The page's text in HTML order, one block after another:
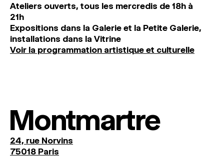
Ateliers ouverts, tous les mercredis de 18h à
21h
Expositions dans la Galerie et la Petite Galerie,
installations dans la Vitrine
Voir la programmation artistique et culturelle
Montmartre
24, rue Norvins
75018 Paris